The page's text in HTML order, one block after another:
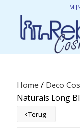
Home / Deco
Naturals Long
Terug